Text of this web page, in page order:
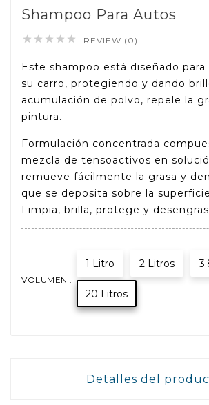
Shampoo Para Autos
     REVIEW (0)
Este shampoo está diseñado
su carro, protegiendo y dando
acumulación de polvo, repele la
pintura.
Formulación concentrada
mezcla de tensoactivos en
remueve fácilmente la grasa y
que se deposita sobre la
Limpia, brilla, protege y
VOLUMEN :
1 Litro 2 Litros
20 Litros
Detalles del